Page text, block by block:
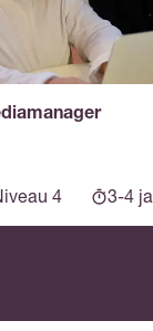
4 3-4